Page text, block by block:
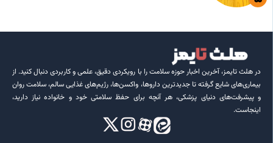
در هلث تایمز، آخرین اخبار حوزه سلامت را با رویکردی دقیق، علمی و کاربردی دنبال کنید. از
بیماری‌های شایع گرفته تا جدیدترین داروها، واکسن‌ها، رژیم‌های غذایی سالم، سلامت روان
و پیشرفت‌های دنیای پزشکی، هر آنچه برای حفظ سلامتی خود و خانواده نیاز دارید،
اینجاست.